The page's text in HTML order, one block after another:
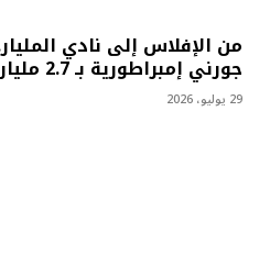
من الإفلاس إلى نادي
جورني إمبراطورية بـ 2.7 مليار دولار؟
29 يوليو، 2026